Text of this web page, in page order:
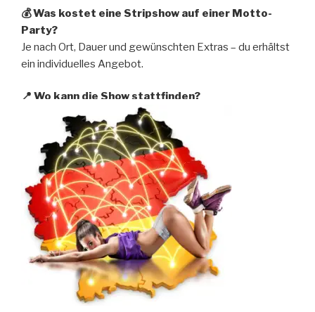
💰 Was kostet eine Stripshow auf einer Motto-
Party?
Je nach Ort, Dauer und gewünschten Extras – du erhältst
ein individuelles Angebot.
📍 Wo kann die Show stattfinden?